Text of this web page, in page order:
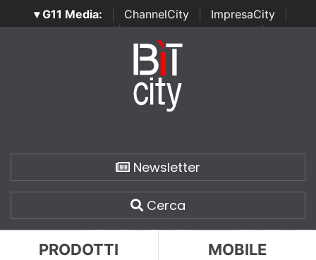
▾ G11 Media: ChannelCity ImpresaCity
SecurityOpenLab | Italian Channel Awards | Italian
Italian Security Awards
Newsletter
Cerca
PRODOTTI MOBILE